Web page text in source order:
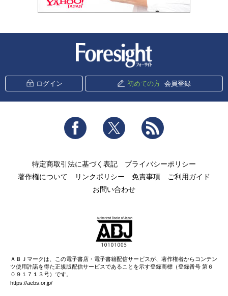
ログイン 初めての方 会員登録
Facebook Twitter
特定商取引法に基づく表記
プライバシーポリシー
著作権について
リンクポリシー 免責事項
ご利用ガイド
お問い合わせ
ＡＢＪマークは、この電子書店・電子書籍配信サービスが、著作権者からコンテン
ツ使用許諾を得た正規版配信サービスであることを示す登録商標（登録番号 第６
０９１７１３号）です。
https://aebs.or.jp/